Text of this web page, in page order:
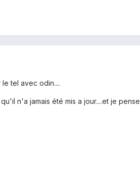
tel avec odin....
n'a jamais été mis a jour....et je